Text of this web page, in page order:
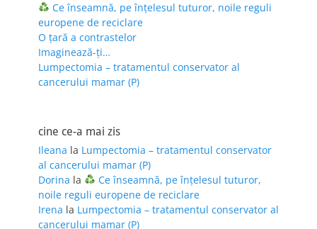
Ce înseamnă, pe înțelesul tuturor, noile reguli
europene de reciclare
O țară a contrastelor
Imaginează-ți…
Lumpectomia – tratamentul conservator al
cancerului mamar (P)
cine ce-a mai zis
Ileana la Lumpectomia – tratamentul conservator
al cancerului mamar (P)
Dorina la
Ce înseamnă, pe înțelesul tuturor,
noile reguli europene de reciclare
Irena la Lumpectomia – tratamentul conservator al
cancerului mamar (P)